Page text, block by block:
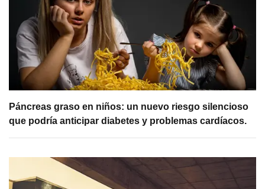
Páncreas graso en niños: un nuevo riesgo silencioso
que podría anticipar diabetes y problemas cardíacos.